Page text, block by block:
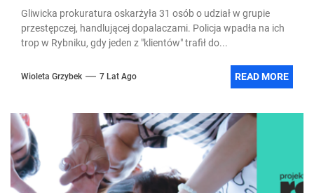
Gliwicka prokuratura oskarżyła 31 osób o udział w grupie
przestępczej, handlującej dopalaczami. Policja wpadła na ich
trop w Rybniku, gdy jeden z "klientów" trafił do...
Wioleta Grzybek 7 Lat Ago READ MORE